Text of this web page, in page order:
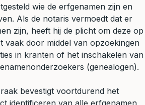
wie de erfgenamen zijn en
Als de notaris vermoedt dat er
zijn, heeft hij de plicht om deze op
vaak door middel van opzoekingen
in kranten of het inschakelen van
(genealogen).
bevestigt voortdurend het
identificeren van alle erfgenamen.